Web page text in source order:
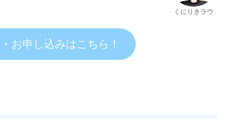
くにりきラウ
お申し込みはこちら！